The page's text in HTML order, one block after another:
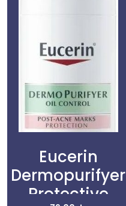
Eucerin
Dermopurifyer
Protective